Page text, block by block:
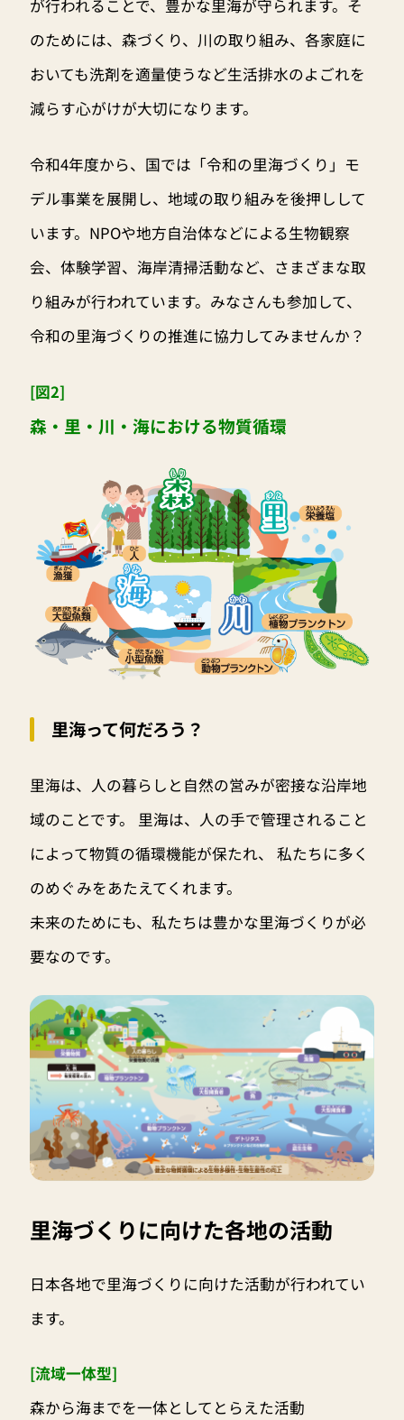
が行われることで、豊かな里海が守られます。そ
のためには、森づくり、川の取り組み、各家庭に
おいても洗剤を適量使うなど生活排水のよごれを
減らす心がけが大切になります。
令和4年度から、国では「令和の里海づくり」モ
デル事業を展開し、地域の取り組みを後押しして
います。NPOや地方自治体などによる生物観察
会、体験学習、海岸清掃活動など、さまざまな取
り組みが行われています。みなさんも参加して、
令和の里海づくりの推進に協力してみませんか？
[図2]
森・里・川・海における物質循環
里海って何だろう？
里海は、人の暮らしと自然の営みが密接な沿岸地
域のことです。 里海は、人の手で管理されること
によって物質の循環機能が保たれ、 私たちに多く
のめぐみをあたえてくれます。
未来のためにも、私たちは豊かな里海づくりが必
要なのです。
里海づくりに向けた各地の活動
日本各地で里海づくりに向けた活動が行われてい
ます。
[流域一体型]
森から海までを一体としてとらえた活動